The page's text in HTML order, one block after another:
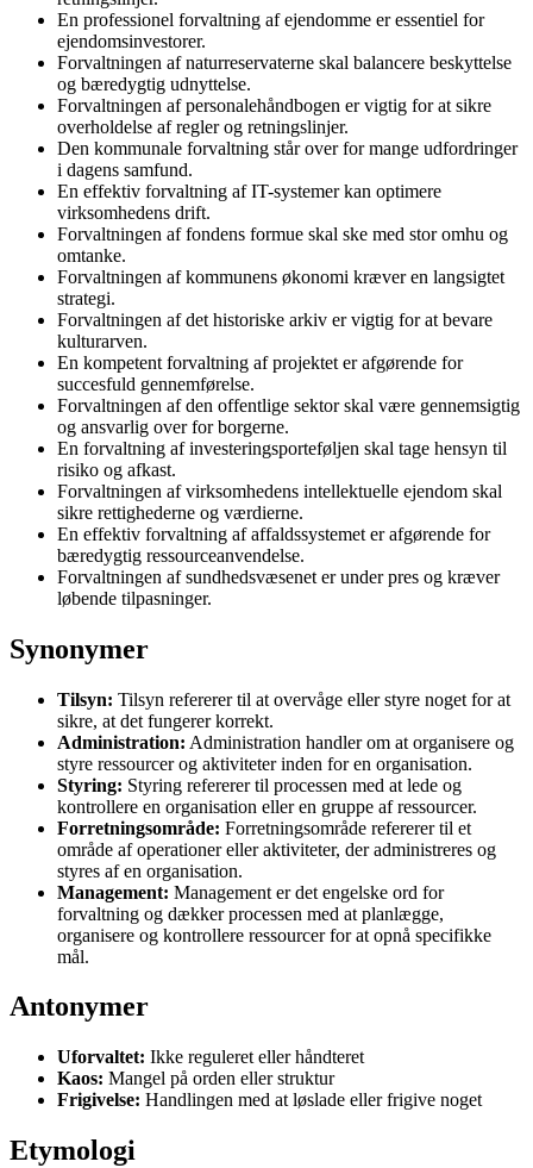
En professionel forvaltning af ejendomme er essentiel for
ejendomsinvestorer.
Forvaltningen af naturreservaterne skal balancere beskyttelse
og bæredygtig udnyttelse.
Forvaltningen af personalehåndbogen er vigtig for at sikre
overholdelse af regler og retningslinjer.
Den kommunale forvaltning står over for mange udfordringer
i dagens samfund.
En effektiv forvaltning af IT-systemer kan optimere
virksomhedens drift.
Forvaltningen af fondens formue skal ske med stor omhu og
omtanke.
Forvaltningen af kommunens økonomi kræver en langsigtet
strategi.
Forvaltningen af det historiske arkiv er vigtig for at bevare
kulturarven.
En kompetent forvaltning af projektet er afgørende for
succesfuld gennemførelse.
Forvaltningen af den offentlige sektor skal være gennemsigtig
og ansvarlig over for borgerne.
En forvaltning af investeringsporteføljen skal tage hensyn til
risiko og afkast.
Forvaltningen af virksomhedens intellektuelle ejendom skal
sikre rettighederne og værdierne.
En effektiv forvaltning af affaldssystemet er afgørende for
bæredygtig ressourceanvendelse.
Forvaltningen af sundhedsvæsenet er under pres og kræver
løbende tilpasninger.
Synonymer
Tilsyn: Tilsyn refererer til at overvåge eller styre noget for at
sikre, at det fungerer korrekt.
Administration: Administration handler om at organisere og
styre ressourcer og aktiviteter inden for en organisation.
Styring: Styring refererer til processen med at lede og
kontrollere en organisation eller en gruppe af ressourcer.
Forretningsområde: Forretningsområde refererer til et
område af operationer eller aktiviteter, der administreres og
styres af en organisation.
Management: Management er det engelske ord for
forvaltning og dækker processen med at planlægge,
organisere og kontrollere ressourcer for at opnå specifikke
mål.
Antonymer
Uforvaltet: Ikke reguleret eller håndteret
Kaos: Mangel på orden eller struktur
Frigivelse: Handlingen med at løslade eller frigive noget
Etymologi